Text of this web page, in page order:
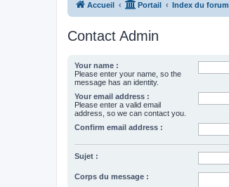
Accueil Portail Index du forum
Contact Admin
Your name :
Please enter your name, so the
message has an identity.
Your email address :
Please enter a valid email
address, so we can contact you.
Confirm email address :
Sujet :
Corps du message :